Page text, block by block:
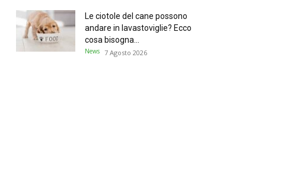
Le ciotole del cane possono
andare in lavastoviglie? Ecco
cosa bisogna...
News 7 Agosto 2026